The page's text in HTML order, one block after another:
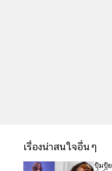
เรื่องน่าสนใจอื่นๆ
ปุ้มปุ้